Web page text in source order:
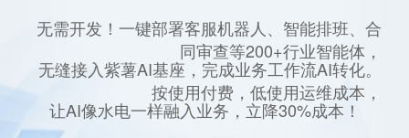
无需开发！一键部署客服机器人、智能排班、合
同审查等200+行业智能体，
无缝接入紫薯AI基座，完成业务工作流AI转化。
按使用付费，低使用运维成本，
让AI像水电一样融入业务，立降30%成本！